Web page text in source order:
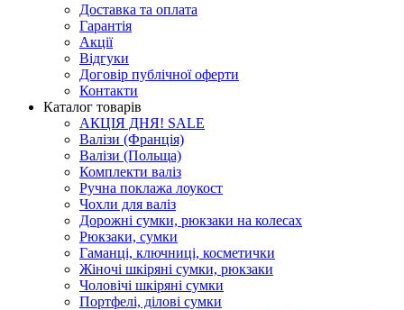
Доставка та оплата
Гарантія
Акції
Відгуки
Договір публічної оферти
Контакти
Каталог товарів
АКЦІЯ ДНЯ! SALE
Валізи (Франція)
Валізи (Польща)
Комплекти валіз
Ручна поклажа лоукост
Чохли для валіз
Дорожні сумки, рюкзаки на колесах
Рюкзаки, сумки
Гаманці, ключниці, косметички
Жіночі шкіряні сумки, рюкзаки
Чоловічі шкіряні сумки
Портфелі, ділові сумки